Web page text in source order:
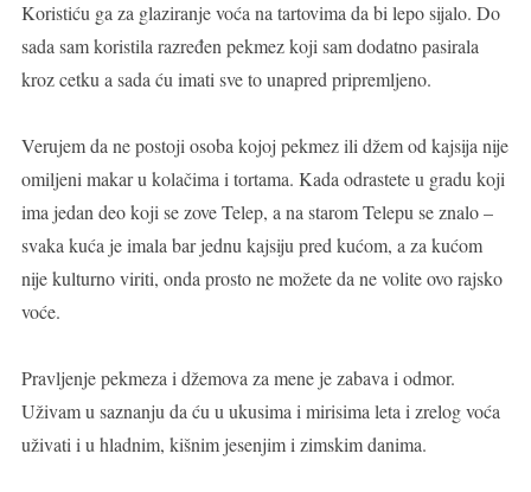
Koristiću ga za glaziranje voća na tartovima da bi lepo sijalo. Do
sada sam koristila razređen pekmez koji sam dodatno pasirala
kroz cetku a sada ću imati sve to unapred pripremljeno.
Verujem da ne postoji osoba kojoj pekmez ili džem od kajsija nije
omiljeni makar u kolačima i tortama. Kada odrastete u gradu koji
ima jedan deo koji se zove Telep, a na starom Telepu se znalo –
svaka kuća je imala bar jednu kajsiju pred kućom, a za kućom
nije kulturno viriti, onda prosto ne možete da ne volite ovo rajsko
voće.
Pravljenje pekmeza i džemova za mene je zabava i odmor.
Uživam u saznanju da ću u ukusima i mirisima leta i zrelog voća
uživati i u hladnim, kišnim jesenjim i zimskim danima.